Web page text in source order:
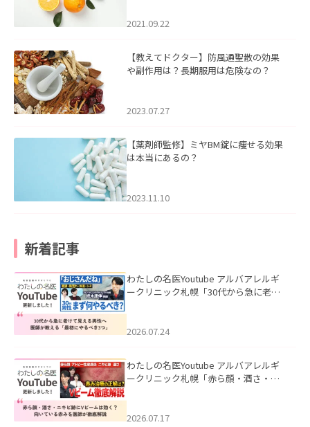
2021.09.22
【教えてドクター】防風通聖散の効果
や副作用は？長期服用は危険なの？
2023.07.27
【薬剤師監修】ミヤBM錠に痩せる効果
は本当にあるの？
2023.11.10
新着記事
わたしの名医Youtube アルバアレルギ
ークリニック札幌「30代から急に老け
た。
2026.07.24
わたしの名医Youtube アルバアレルギ
ークリニック札幌「赤ら顔・酒さ・ニ
した。
2026.07.17